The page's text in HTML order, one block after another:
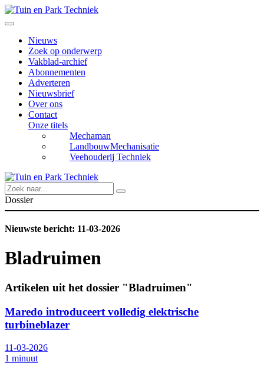
Nieuws
Zoek op onderwerp
Vakblad-archief
Abonnementen
Adverteren
Nieuwsbrief
Over ons
Contact
Onze titels
Mechaman
LandbouwMechanisatie
Veehouderij Techniek
Dossier
Nieuwste bericht: 11-03-2026
Bladruimen
Artikelen uit het dossier "Bladruimen"
Maredo introduceert volledig elektrische
turbineblazer
11-03-2026
1 minuut